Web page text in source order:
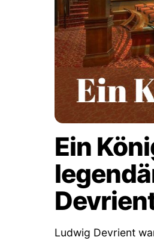
Ein
Ludwig Devrient